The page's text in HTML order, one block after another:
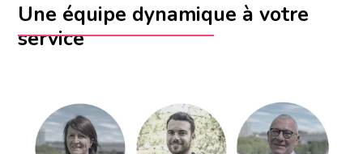
Une équipe dynamique à votre
service